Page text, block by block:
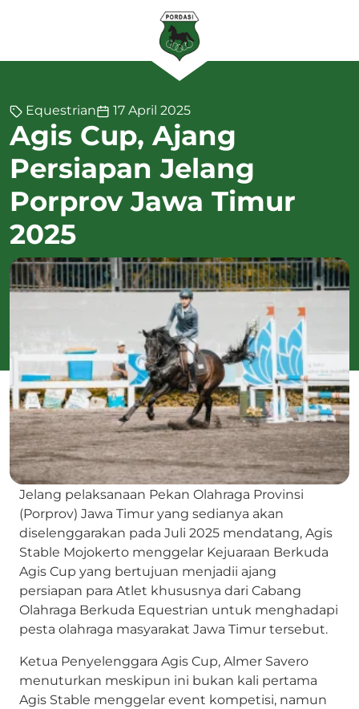
Equestrian 17 April 2025
Agis Cup, Ajang
Persiapan Jelang
Porprov Jawa Timur
2025
Jelang pelaksanaan Pekan Olahraga Provinsi
(Porprov) Jawa Timur yang sedianya akan
diselenggarakan pada Juli 2025 mendatang, Agis
Stable Mojokerto menggelar Kejuaraan Berkuda
Agis Cup yang bertujuan menjadii ajang
persiapan para Atlet khususnya dari Cabang
Olahraga Berkuda Equestrian untuk menghadapi
pesta olahraga masyarakat Jawa Timur tersebut.
Ketua Penyelenggara Agis Cup, Almer Savero
menuturkan meskipun ini bukan kali pertama
Agis Stable menggelar event kompetisi, namun